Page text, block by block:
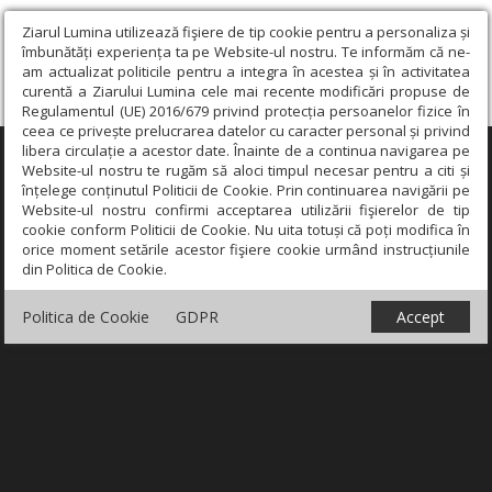
Ziarul Lumina utilizează fişiere de tip cookie pentru a personaliza și
îmbunătăți experiența ta pe Website-ul nostru. Te informăm că ne-
am actualizat politicile pentru a integra în acestea și în activitatea
curentă a Ziarului Lumina cele mai recente modificări propuse de
Regulamentul (UE) 2016/679 privind protecția persoanelor fizice în
ceea ce privește prelucrarea datelor cu caracter personal și privind
libera circulație a acestor date. Înainte de a continua navigarea pe
Website-ul nostru te rugăm să aloci timpul necesar pentru a citi și
înțelege conținutul Politicii de Cookie. Prin continuarea navigării pe
Website-ul nostru confirmi acceptarea utilizării fişierelor de tip
cookie conform Politicii de Cookie. Nu uita totuși că poți modifica în
orice moment setările acestor fişiere cookie urmând instrucțiunile
din Politica de Cookie.
Politica de Cookie GDPR Accept
×